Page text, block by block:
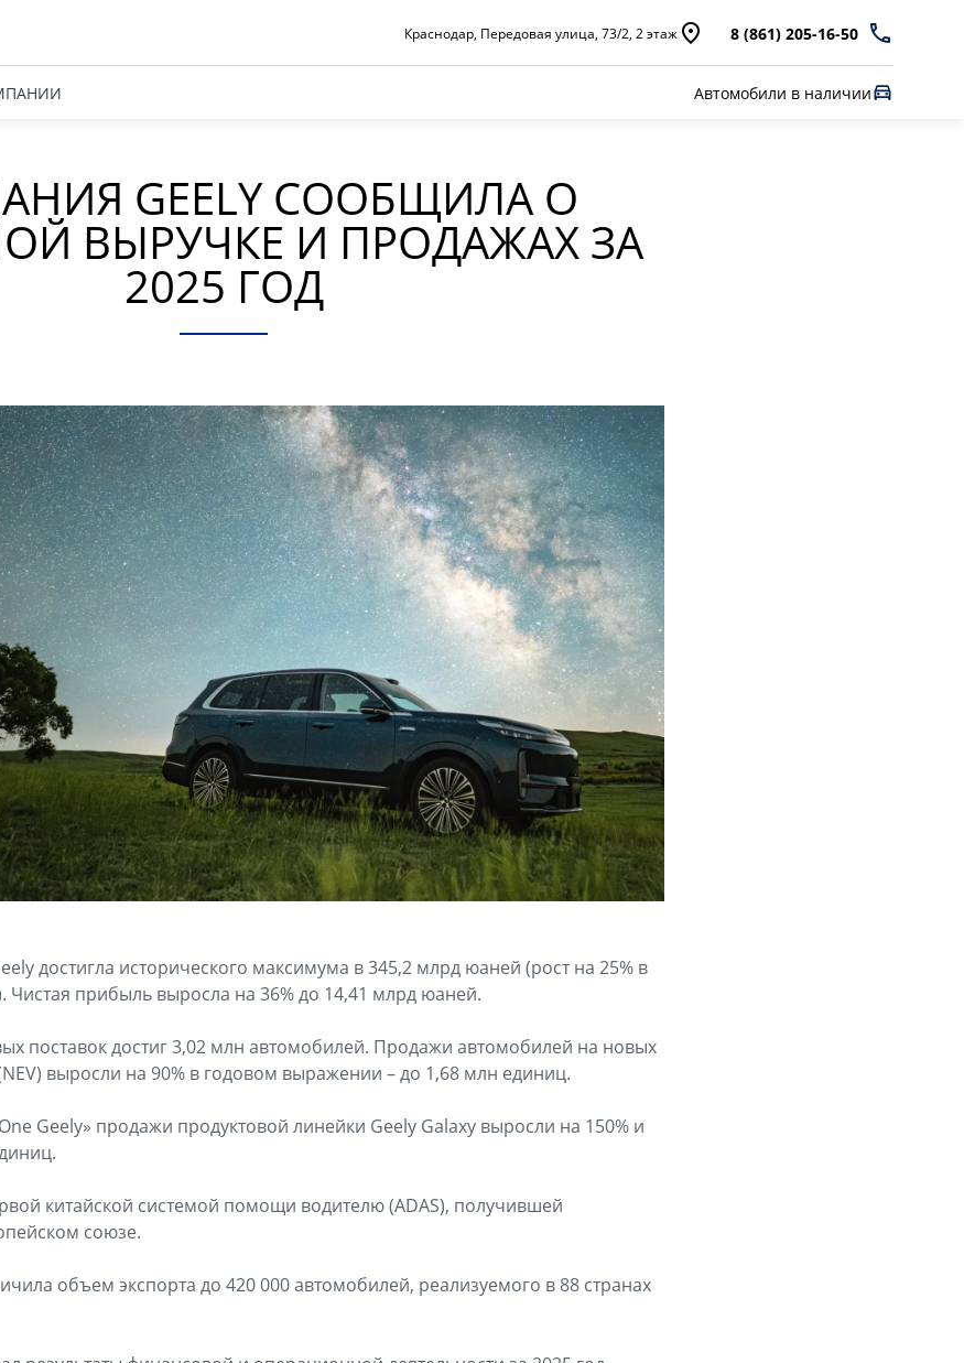
Краснодар, Передовая улица, 73/2, 2 этаж 8 (861) 205-16-50
Автомобили в наличии
GEELY СООБЩИЛА О
ВЫРУЧКЕ И ПРОДАЖАХ ЗА
2025 ГОД
достигла исторического максимума в 345,2 млрд юаней (рост на 25% в
прибыль выросла на 36% до 14,41 млрд юаней.
поставок достиг 3,02 млн автомобилей. Продажи автомобилей на новых
выросли на 90% в годовом выражении – до 1,68 млн единиц.
Geely» продажи продуктовой линейки Geely Galaxy выросли на 150% и
китайской системой помощи водителю (ADAS), получившей
союзе.
объем экспорта до 420 000 автомобилей, реализуемого в 88 странах